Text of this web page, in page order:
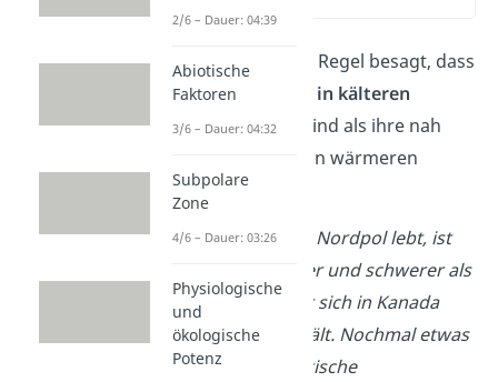
Die Bergmannsche Regel besagt, dass
gleichwarme Tiere in kälteren
Regionen größer
sind als ihre nah
verwandten Arten in wärmeren
Regionen.
DerEisbär, der am Nordpol lebt, ist
zum Beispiel größer und schwerer als
derGrizzlybär, der sich in Kanada
und in Alaska aufhält. Nochmal etwas
kleiner ist der asiatische
2/6 – Dauer: 04:39
Abiotische
Faktoren
3/6 – Dauer: 04:32
Subpolare
Zone
4/6 – Dauer: 03:26
Physiologische
und
ökologische
Potenz